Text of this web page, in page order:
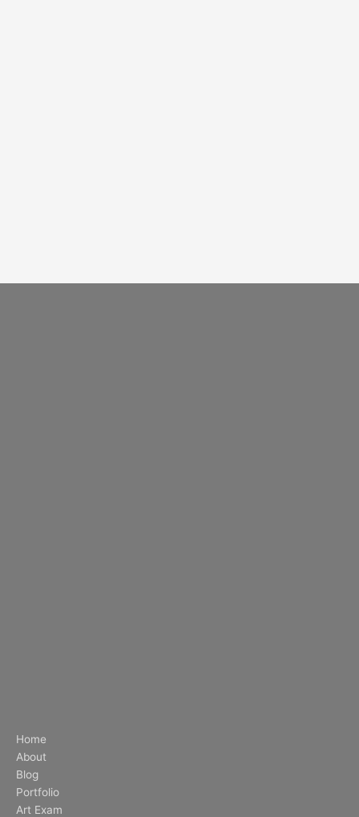
Home
About
Blog
Portfolio
Art Exam